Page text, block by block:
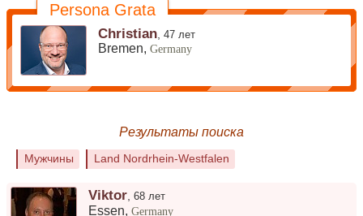
Persona Grata
Christian ,47 лет
Bremen,Germany
Результаты поиска
Мужчины Land Nordrhein-Westfalen
Viktor ,68 лет
Essen,Germany